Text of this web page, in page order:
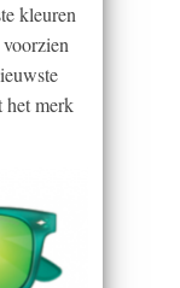
kleuren
het merk